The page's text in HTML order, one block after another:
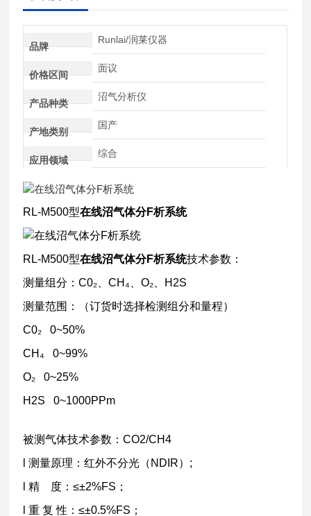
品牌
Runlai/润莱仪器
价格区间
面议
产品种类
沼气分析仪
产地类别
国产
应用领域
综合
RL-M500型在线沼气体分F析系统
RL-M500型在线沼气体分F析系统技术参数：
测量组分：C0₂、CH₄、O₂、H2S
测量范围：（订货时选择检测组分和量程）
C0₂ 0~50%
CH₄ 0~99%
O₂ 0~25%
H2S 0~1000PPm
被测气体技术参数：CO2/CH4
l 测量原理：红外不分光（NDIR）;
l 精 度：≤±2%FS；
l 重 复 性：≤±0.5%FS；